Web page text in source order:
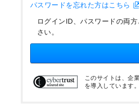
パスワードを忘れた方はこちら
ログインID、パスワードの両方
さい。
このサイトは、企
を導入しています。